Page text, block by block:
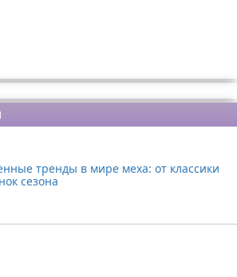
тренды в мире меха: от классики
сезона